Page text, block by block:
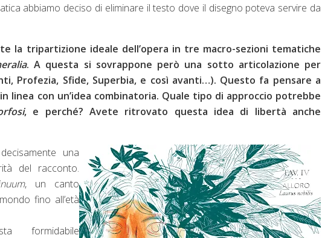
abbiamo deciso di eliminare il testo dove il disegno poteva servire da
la tripartizione ideale dell’opera in tre macro-sezioni tematiche
. A questa si sovrappone però una sotto articolazione per
Profezia, Sfide, Superbia, e così avanti…). Questo fa pensare a
linea con un’idea combinatoria. Quale tipo di approccio potrebbe
, e perché? Avete ritrovato questa idea di libertà anche
una
del racconto.
, un canto
fino all’età
formidabile